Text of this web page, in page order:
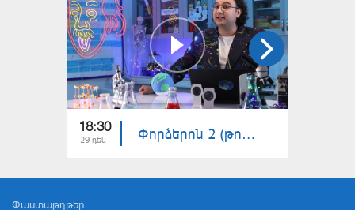
18:30
29 դեկ Փորձերոն 2 (թողարկում 14)
Փաստաթղթեր